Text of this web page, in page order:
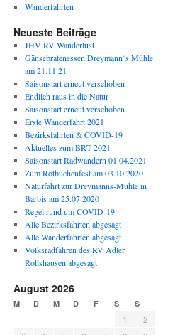
Wanderfahrten
Neueste Beiträge
JHV RV Wanderlust
Gänsebratenessen Dreymann`s Mühle
am 21.11.21
Saisonstart erneut verschoben
Endlich raus in die Natur
Saisonstart erneut verschoben
Erste Wanderfahrt 2021
Bezirksfahrten & COVID-19
Aktuelles zum BRT 2021
Saisonstart Radwandern 01.04.2021
Zum Rotbuchenfest am 03.10.2020
Naturfahrt zur Dreymanns-Mühle in
Barbis am 25.07.2020
Regel rund um COVID-19
Alle Bezirksfahrten abgesagt
Alle Wanderfahrten abgesagt
Volksradfahren des RV Adler
Rollshausen abgesagt
August 2026
M D M D F S S
1
2